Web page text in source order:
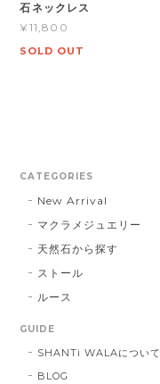
石ネックレス
¥11,800
SOLD OUT
CATEGORIES
New Arrival
マクラメジュエリー
天然石から探す
ストール
ルース
GUIDE
SHANTi WALAについて
BLOG